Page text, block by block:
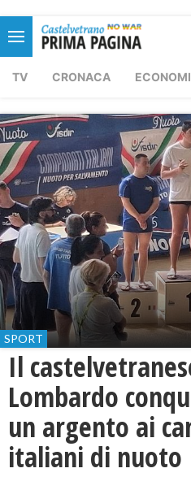
TV CRONACA
SPORT
Il
Lombardo
un argento ai
italiani di nuoto